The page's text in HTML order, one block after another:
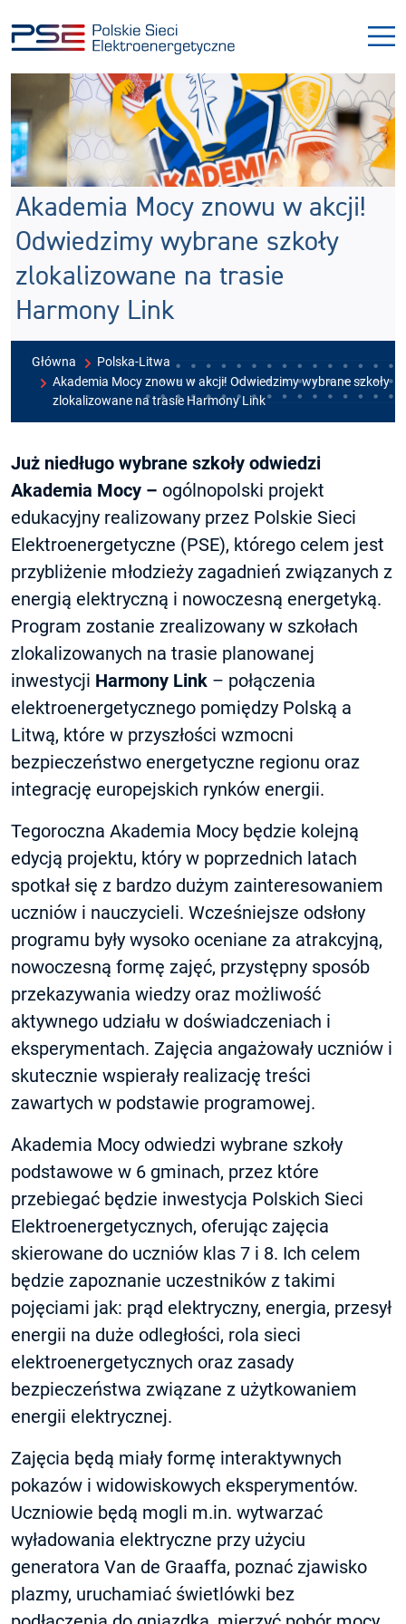
do
menu
do
treści
Akademia Mocy znowu w akcji!
Odwiedzimy wybrane szkoły
zlokalizowane na trasie
Harmony Link
Główna
Polska-Litwa
Akademia Mocy znowu w akcji! Odwiedzimy wybrane szkoły
zlokalizowane na trasie Harmony Link
Już niedługo wybrane szkoły odwiedzi
Akademia Mocy – ogólnopolski projekt
edukacyjny realizowany przez Polskie Sieci
Elektroenergetyczne (PSE), którego celem jest
przybliżenie młodzieży zagadnień związanych z
energią elektryczną i nowoczesną energetyką.
Program zostanie zrealizowany w szkołach
zlokalizowanych na trasie planowanej
inwestycji Harmony Link – połączenia
elektroenergetycznego pomiędzy Polską a
Litwą, które w przyszłości wzmocni
bezpieczeństwo energetyczne regionu oraz
integrację europejskich rynków energii.
Tegoroczna Akademia Mocy będzie kolejną
edycją projektu, który w poprzednich latach
spotkał się z bardzo dużym zainteresowaniem
uczniów i nauczycieli. Wcześniejsze odsłony
programu były wysoko oceniane za atrakcyjną,
nowoczesną formę zajęć, przystępny sposób
przekazywania wiedzy oraz możliwość
aktywnego udziału w doświadczeniach i
eksperymentach. Zajęcia angażowały uczniów i
skutecznie wspierały realizację treści
zawartych w podstawie programowej.
Akademia Mocy odwiedzi wybrane szkoły
podstawowe w 6 gminach, przez które
przebiegać będzie inwestycja Polskich Sieci
Elektroenergetycznych, oferując zajęcia
skierowane do uczniów klas 7 i 8. Ich celem
będzie zapoznanie uczestników z takimi
pojęciami jak: prąd elektryczny, energia, przesył
energii na duże odległości, rola sieci
elektroenergetycznych oraz zasady
bezpieczeństwa związane z użytkowaniem
energii elektrycznej.
Zajęcia będą miały formę interaktywnych
pokazów i widowiskowych eksperymentów.
Uczniowie będą mogli m.in. wytwarzać
wyładowania elektryczne przy użyciu
generatora Van de Graaffa, poznać zjawisko
plazmy, uruchamiać świetlówki bez